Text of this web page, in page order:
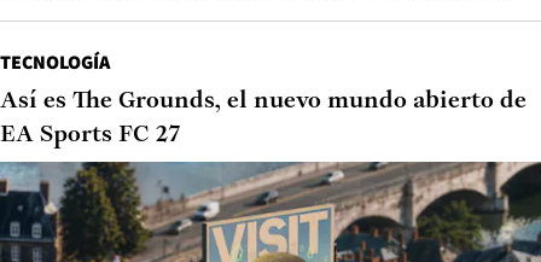
TECNOLOGÍA
Así es The Grounds, el nuevo mundo abierto de
EA Sports FC 27